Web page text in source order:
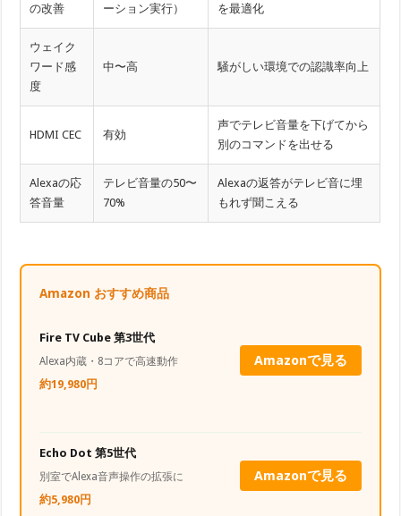
の改善
ーション実行）
を最適化
ウェイク
ワード感
度
中〜高 騒がしい環境での認識率向上
HDMI CEC 有効
声でテレビ音量を下げてから
別のコマンドを出せる
Alexaの応
答音量
テレビ音量の50〜
70%
Alexaの返答がテレビ音に埋
もれず聞こえる
Amazon おすすめ商品
Fire TV Cube 第3世代
Alexa内蔵・8コアで高速動作
約19,980円
Amazonで見る
Echo Dot 第5世代
別室でAlexa音声操作の拡張に
約5,980円
Amazonで見る